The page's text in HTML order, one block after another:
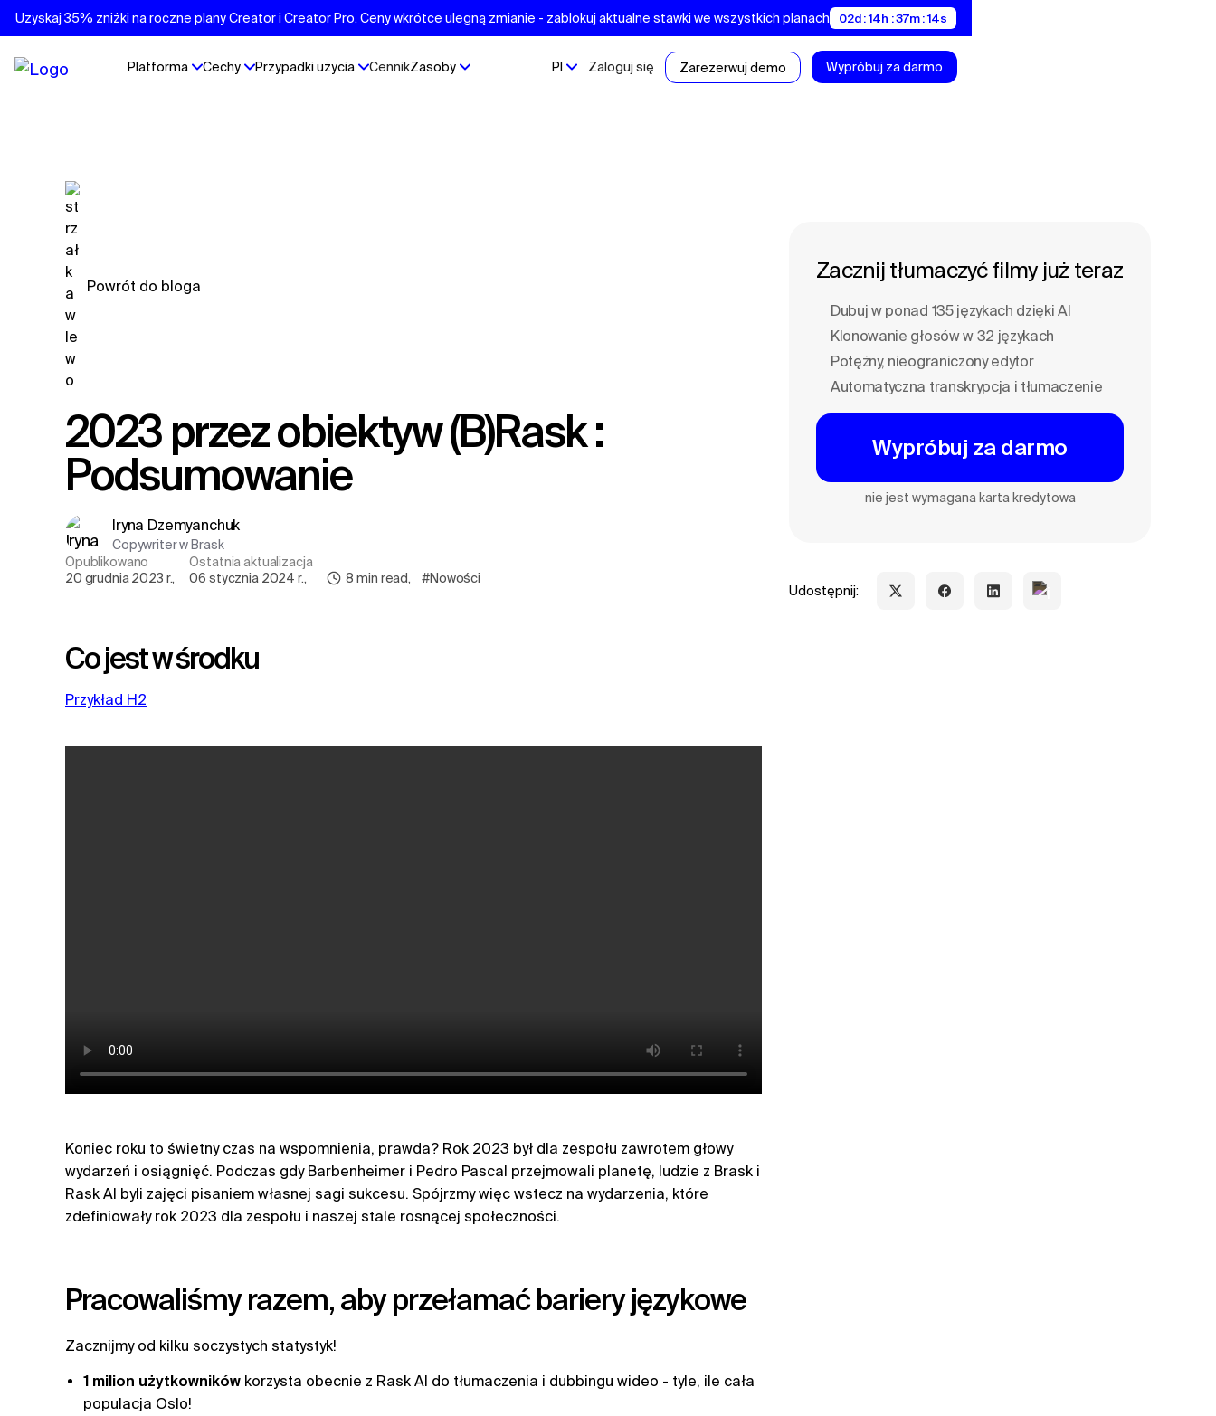
Uzyskaj 35% zniżki na roczne plany Creator i Creator Pro. Ceny wkrótce ulegną zmianie - zablokuj aktualne stawki we wszystkich planach 02d : 14h : 37m : 13s
Platforma Cechy Przypadki użycia CennikZasoby Pl Zaloguj się Zarezerwuj demo Wypróbuj za darmo
Powrót do bloga
2023 przez obiektyw (B)Rask :
Podsumowanie
Iryna Dzemyanchuk
Copywriter w Brask
Opublikowano
20 grudnia 2023 r.,
Ostatnia aktualizacja
06 stycznia 2024 r., 8 min read, #Nowości
Co jest w środku
Przykład H2
Koniec roku to świetny czas na wspomnienia, prawda? Rok 2023 był dla zespołu zawrotem głowy
wydarzeń i osiągnięć. Podczas gdy Barbenheimer i Pedro Pascal przejmowali planetę, ludzie z Brask i
Rask AI byli zajęci pisaniem własnej sagi sukcesu. Spójrzmy więc wstecz na wydarzenia, które
zdefiniowały rok 2023 dla zespołu i naszej stale rosnącej społeczności.
Pracowaliśmy razem, aby przełamać bariery językowe
Zacznijmy od kilku soczystych statystyk!
1 milion użytkowników korzysta obecnie z Rask AI do tłumaczenia i dubbingu wideo - tyle, ile cała
populacja Oslo!
Zacznij tłumaczyć filmy już teraz
Dubuj w ponad 135 językach dzięki Al
Klonowanie głosów w 32 językach
Potężny, nieograniczony edytor
Automatyczna transkrypcja i tłumaczenie
Wypróbuj za darmo
nie jest wymagana karta kredytowa
Udostępnij: